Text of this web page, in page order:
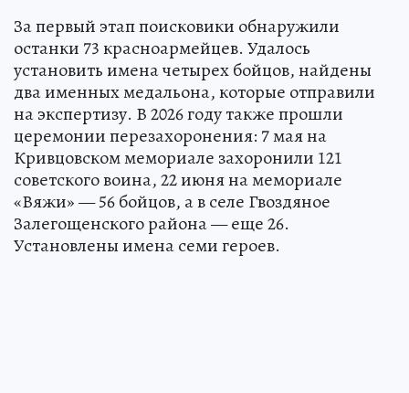
За первый этап поисковики обнаружили
останки 73 красноармейцев. Удалось
установить имена четырех бойцов, найдены
два именных медальона, которые отправили
на экспертизу. В 2026 году также прошли
церемонии перезахоронения: 7 мая на
Кривцовском мемориале захоронили 121
советского воина, 22 июня на мемориале
«Вяжи» — 56 бойцов, а в селе Гвоздяное
Залегощенского района — еще 26.
Установлены имена семи героев.